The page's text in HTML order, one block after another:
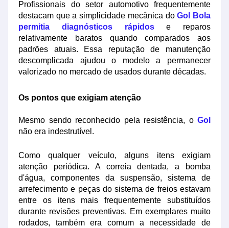
Profissionais do setor automotivo frequentemente
destacam que a simplicidade mecânica doGol Bola
permitia diagnósticos rápidose reparos
relativamente baratos quando comparados aos
padrões atuais. Essa reputação de manutenção
descomplicada ajudou o modelo a permanecer
valorizado no mercado de usados durante décadas.
Os pontos que exigiam atenção
Mesmo sendo reconhecido pela resistência, o Gol
não era indestrutível.
Como qualquer veículo, alguns itens exigiam
atenção periódica. A correia dentada, a bomba
d'água, componentes da suspensão, sistema de
arrefecimento e peças do sistema de freios estavam
entre os itens mais frequentemente substituídos
durante revisões preventivas. Em exemplares muito
rodados, também era comum a necessidade de